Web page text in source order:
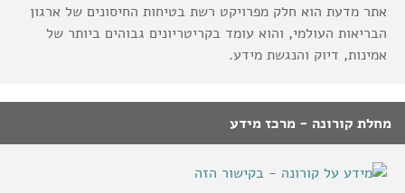
אתר מדעת הוא חלק מפרויקט רשת בטיחות החיסונים של ארגון
הבריאות העולמי, והוא עומד בקריטריונים גבוהים ביותר של
אמינות, דיוק והנגשת מידע.
מחלת קורונה - מרכז מידע